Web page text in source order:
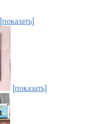
[показать]
[показать]